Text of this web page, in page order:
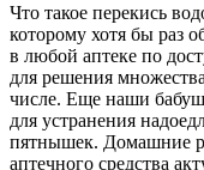
Что такое перекись
которому хотя бы раз
в любой аптеке по
для решения
числе. Еще наши
для устранения
пятнышек. Домашние
аптечного средства